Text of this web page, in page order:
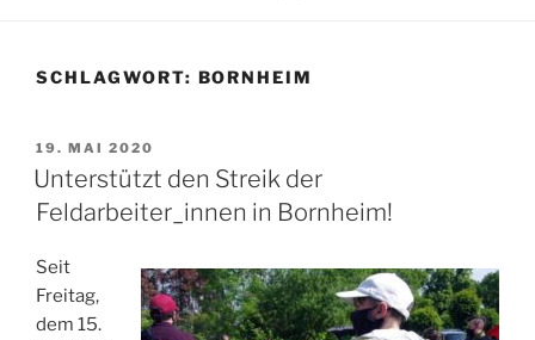
SCHLAGWORT: BORNHEIM
VERÖFFENTLICHT
AM
19. MAI 2020
Unterstützt den Streik der
Feldarbeiter_innen in Bornheim!
Seit
Freitag,
dem 15.